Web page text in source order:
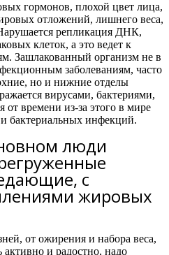
гормонов, плохой цвет лица,
отложений, лишнего веса,
репликация ДНК,
клеток, а это ведет к
Зашлакованный организм не в
заболеваниям, часто
но и нижние отделы
вирусами, бактериями,
времени из-за этого в мире
бактериальных инфекций.
люди
с
жировых
от ожирения и набора веса,
активно и радостно, надо